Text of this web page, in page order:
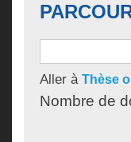
Aller à Thèse
Nombre de